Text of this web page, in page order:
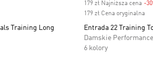
Training Long
179 zł Najniższa cena -
179 zł Cena oryginalna
Entrada 22 Training
Damskie Performance
6 kolory